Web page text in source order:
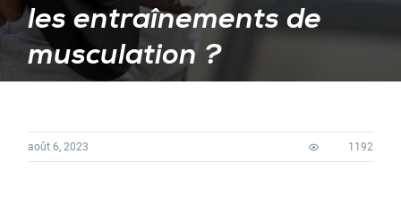
les entraînements de
musculation ?
août 6, 2023 1192